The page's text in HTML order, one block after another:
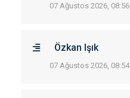
07 Ağustos 2026, 08:56
Özkan Işık
07 Ağustos 2026, 08:54